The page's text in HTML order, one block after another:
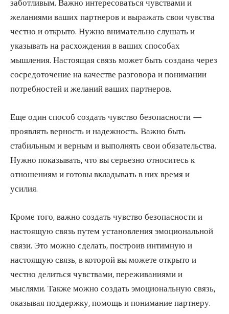
заботливым. Важно интересоваться чувствами и
желаниями ваших партнеров и выражать свои чувства
честно и открыто. Нужно внимательно слушать и
указывать на расхождения в ваших способах
мышления. Настоящая связь может быть создана через
сосредоточение на качестве разговора и понимании
потребностей и желаний ваших партнеров.
Еще один способ создать чувство безопасности —
проявлять верность и надежность. Важно быть
стабильным и верным и выполнять свои обязательства.
Нужно показывать, что вы серьезно относитесь к
отношениям и готовы вкладывать в них время и
усилия.
Кроме того, важно создать чувство безопасности и
настоящую связь путем установления эмоциональной
связи. Это можно сделать, построив интимную и
настоящую связь, в которой вы можете открыто и
честно делиться чувствами, переживаниями и
мыслями. Также можно создать эмоциональную связь,
оказывая поддержку, помощь и понимание партнеру.